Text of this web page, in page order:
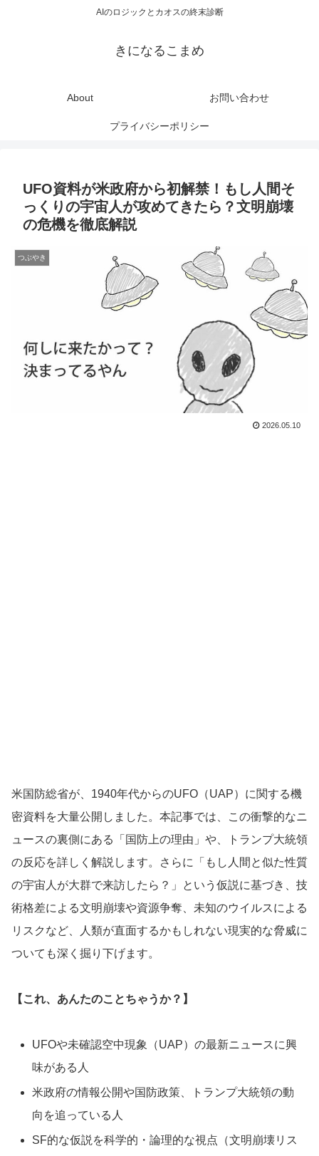
AIのロジックとカオスの終末診断
きになるこまめ
About お問い合わせ
プライバシーポリシー
UFO資料が米政府から初解禁！もし人間そ
っくりの宇宙人が攻めてきたら？文明崩壊
の危機を徹底解説
つぶやき
2026.05.10
米国防総省が、1940年代からのUFO（UAP）に関する機
密資料を大量公開しました。本記事では、この衝撃的なニ
ュースの裏側にある「国防上の理由」や、トランプ大統領
の反応を詳しく解説します。さらに「もし人間と似た性質
の宇宙人が大群で来訪したら？」という仮説に基づき、技
術格差による文明崩壊や資源争奪、未知のウイルスによる
リスクなど、人類が直面するかもしれない現実的な脅威に
ついても深く掘り下げます。
【これ、あんたのことちゃうか？】
UFOや未確認空中現象（UAP）の最新ニュースに興
味がある人
米政府の情報公開や国防政策、トランプ大統領の動
向を追っている人
SF的な仮説を科学的・論理的な視点（文明崩壊リス